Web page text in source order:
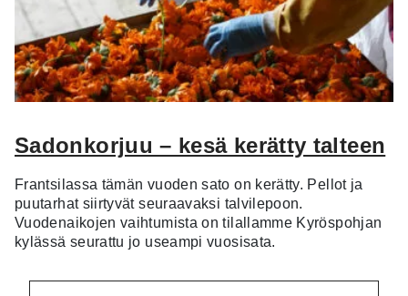
Sadonkorjuu – kesä kerätty talteen
Frantsilassa tämän vuoden sato on kerätty. Pellot ja
puutarhat siirtyvät seuraavaksi talvilepoon.
Vuodenaikojen vaihtumista on tilallamme Kyröspohjan
kylässä seurattu jo useampi vuosisata.